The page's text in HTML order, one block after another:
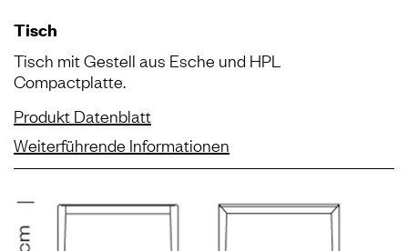
Tisch
Tisch mit Gestell aus Esche und HPL
Compactplatte.
Produkt Datenblatt
Weiterführende Informationen